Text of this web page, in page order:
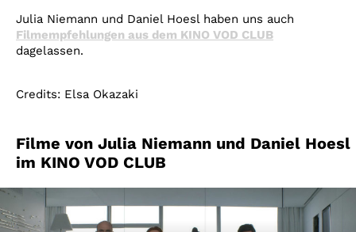
Julia Niemann und Daniel Hoesl haben uns auch
Filmempfehlungen aus dem KINO VOD CLUB
dagelassen.
Credits: Elsa Okazaki
Filme von Julia Niemann und Daniel Hoesl
im KINO VOD CLUB